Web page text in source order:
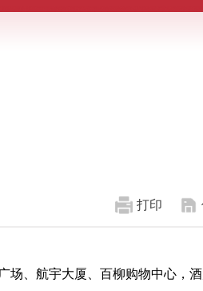
打印
、航宇大厦、百柳购物中心，